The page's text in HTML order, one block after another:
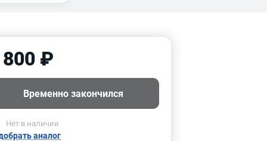
800 ₽
Временно закончился
Нет в наличии
аналог